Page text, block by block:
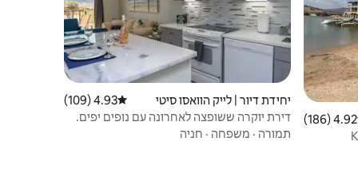
ממוצע של 4.92 מתוך 5, 186 ביקורות
4.92 (186)
יחידת דיור | לייק הוואסו סיטי דירוג ממוצע של 4.93 מתוך 5, 109 ביקורות
4.93 (109)
דירת יוקרה ששופצה לאחרונה עם נופים יפים.
תמורה · משפחה · חניה